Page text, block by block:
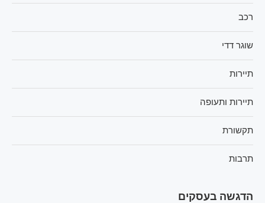
רכב
שוגר דדי
תיירות
תיירות ותעופה
תקשורת
תרבות
הדגשה בעסקים